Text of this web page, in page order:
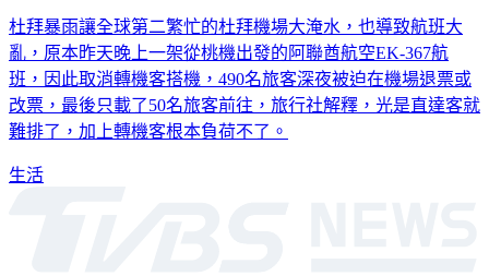
杜拜暴雨讓全球第二繁忙的杜拜機場大淹水，也導致航班大
亂，原本昨天晚上一架從桃機出發的阿聯酋航空EK-367航
班，因此取消轉機客搭機，490名旅客深夜被迫在機場退票或
改票，最後只載了50名旅客前往，旅行社解釋，光是直達客就
難排了，加上轉機客根本負荷不了。
生活